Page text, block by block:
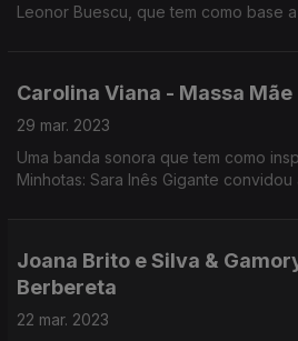
Leonor Buescu, que tem como base
Carolina Viana - Massa Mãe
29 mar. 2023
Uma banda sonora que tem como
Minhotas: Sara Inês Gigante
Joana Brito e Silva &
Berbereta
22 mar. 2023